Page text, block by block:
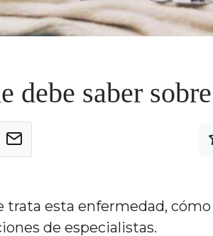
debe saber
trata esta enfermedad,
de especialistas.